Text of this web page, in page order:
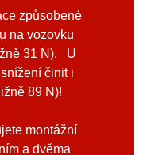
způsobené
na vozovku
31 N). U
činit i
89 N)!
montážní
a dvěma